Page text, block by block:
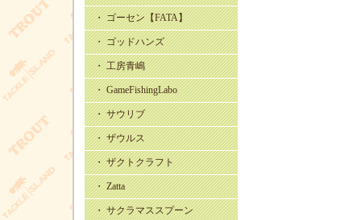
・ ゴーセン【FATA】
・ ゴッドハンズ
・ 工房青嶋
・ GameFishingLabo
・ サウリブ
・ ザウルス
・ ザクトクラフト
・ Zatta
・ サクラマススプーン